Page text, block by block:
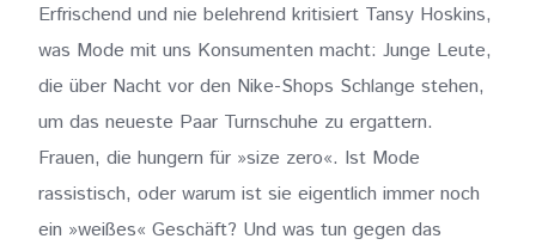
Erfrischend und nie belehrend kritisiert Tansy Hoskins,
was Mode mit uns Konsumenten macht: Junge Leute,
die über Nacht vor den Nike-Shops Schlange stehen,
um das neueste Paar Turnschuhe zu ergattern.
Frauen, die hungern für »size zero«. Ist Mode
rassistisch, oder warum ist sie eigentlich immer noch
ein »weißes« Geschäft? Und was tun gegen das